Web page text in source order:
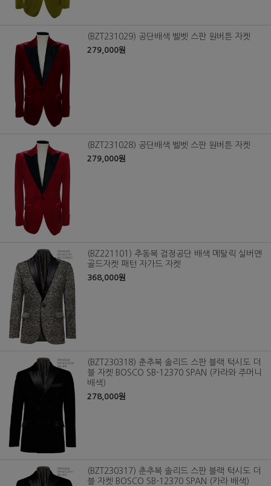
(BZT231029) 공단배색 벨벳 스판 원버튼 자켓
279,000원
(BZT231028) 공단배색 벨벳 스판 원버튼 자켓
279,000원
(BZ221101) 추동복 검정공단 배색 메탈릭 실버앤
골드자켓 패턴 자가드 자켓
368,000원
(BZT230318) 춘추복 솔리드 스판 블랙 턱시도 더
블 자켓 BOSCO SB-12370 SPAN (카라와 주머니
배색)
278,000원
(BZT230317) 춘추복 솔리드 스판 블랙 턱시도 더
블 자켓 BOSCO SB-12370 SPAN (카라 배색)